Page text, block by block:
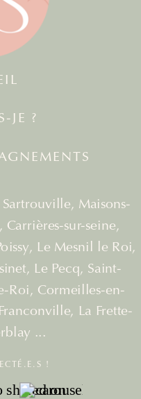
JE ?
!
Maisons-
sur-seine,
Le Mesnil le Roi,
Le Pecq, Saint-
Roi, Cormeilles-en-
La Frette-
...